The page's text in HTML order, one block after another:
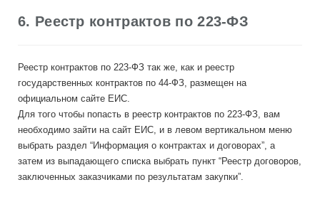
6. Реестр контрактов по 223-ФЗ
Реестр контрактов по 223-ФЗ так же, как и реестр
государственных контрактов по 44-ФЗ, размещен на
официальном сайте ЕИС.
Для того чтобы попасть в реестр контрактов по 223-ФЗ, вам
необходимо зайти на сайт ЕИС, и в левом вертикальном меню
выбрать раздел “Информация о контрактах и договорах”, а
затем из выпадающего списка выбрать пункт “Реестр договоров,
заключенных заказчиками по результатам закупки”.